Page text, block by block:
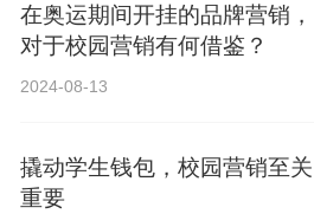
在奥运期间开挂的品牌营销，
对于校园营销有何借鉴？
2024-08-13
撬动学生钱包，校园营销至关
重要